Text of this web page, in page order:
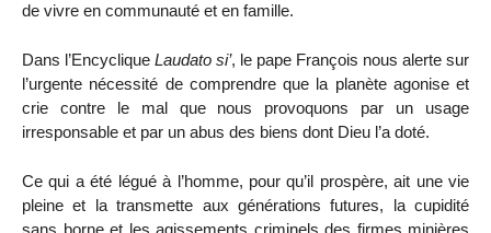
de vivre en communauté et en famille.
Dans l’Encyclique Laudato si’, le pape François nous alerte sur
l’urgente nécessité de comprendre que la planète agonise et
crie contre le mal que nous provoquons par un usage
irresponsable et par un abus des biens dont Dieu l’a doté.
Ce qui a été légué à l’homme, pour qu’il prospère, ait une vie
pleine et la transmette aux générations futures, la cupidité
sans borne et les agissements criminels des firmes minières